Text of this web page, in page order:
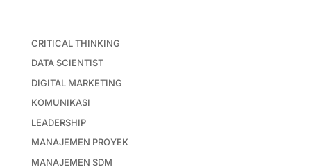
CRITICAL THINKING
DATA SCIENTIST
DIGITAL MARKETING
KOMUNIKASI
LEADERSHIP
MANAJEMEN PROYEK
MANAJEMEN SDM